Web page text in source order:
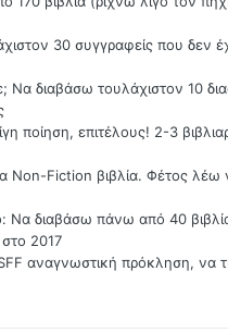
30 συγγραφείς που δεν
Να διαβάσω τουλάχιστον 10
ποίηση, επιτέλους! 2-3
Non-Fiction βιβλία. Φέτος λέω
Να διαβάσω πάνω από 40
2017
αναγνωστική πρόκληση, να